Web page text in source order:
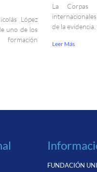
López
uno de los
formación
La Corpas
de la
Leer Más
FUNDACIÓN